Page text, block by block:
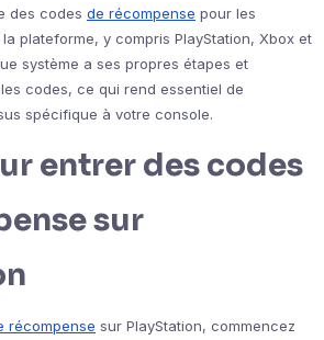
des codes de récompense pour les
plateforme, y compris PlayStation, Xbox et
système a ses propres étapes et
codes, ce qui rend essentiel de
spécifique à votre console.
entrer des codes
sur
récompense sur PlayStation, commencez